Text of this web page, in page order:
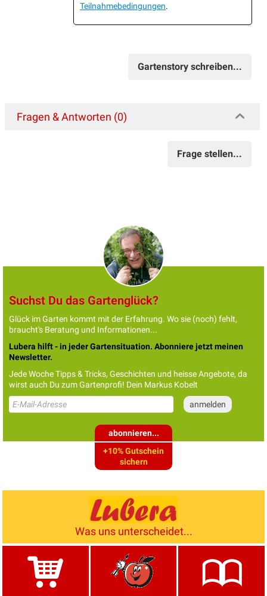
Teilnahmebedingungen.
Gartenstory schreiben...
Fragen & Antworten (0)
Frage stellen...
Suchst Du das Gartenglück?
Glück im Garten kommt mit der Erfahrung. Wo sie (noch) fehlt,
braucht's Beratung und Informationen...
Lubera hilft - in jeder Gartensituation. Abonniere jetzt meinen
Newsletter.
Jede Woche Tipps & Tricks, Geschichten und heisse Angebote, da
wirst auch Du zum Gartenprofi! Dein Markus Kobelt
abonnieren...
+10% Gutschein
sichern
Was uns unterscheidet...